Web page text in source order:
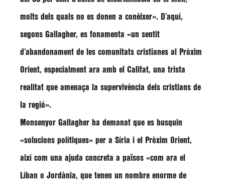
molts dels quals no es donen a conèixer». D’aquí,
segons Gallagher, es fonamenta «un sentit
d’abandonament de les comunitats cristianes al Pròxim
Orient, especialment ara amb el Califat, una trista
realitat que amenaça la supervivència dels cristians de
la regió».
Monsenyor Gallagher ha demanat que es busquin
«solucions polítiques» per a Síria i el Pròxim Orient,
així com una ajuda concreta a països «com ara el
Líban o Jordània, que tenen un nombre enorme de